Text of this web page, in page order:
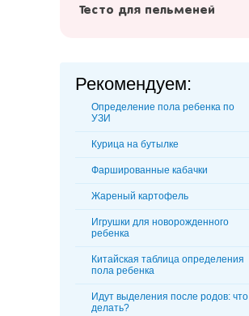
Тесто для пельменей
Рекомендуем:
Определение пола ребенка по
УЗИ
Курица на бутылке
Фаршированные кабачки
Жареный картофель
Игрушки для новорожденного
ребенка
Китайская таблица определения
пола ребенка
Идут выделения после родов: что
делать?